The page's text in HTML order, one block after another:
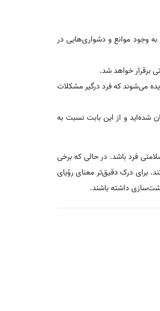
وجود موانع و دشواری‌هایی در
برقرار خواهد شد.
می‌شوند که فرد درگیر مشکلات
شده‌اید و از این بابت نسبت به
فرد باشد. در حالی که برخی
برای درک دقیق‌تر معنای رؤیای
داشته باشند.